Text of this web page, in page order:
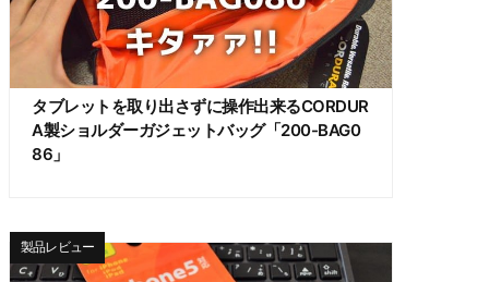
タブレットを取り出さずに操作出来るCORDUR
A製ショルダーガジェットバッグ「200-BAG0
86」
製品レビュー